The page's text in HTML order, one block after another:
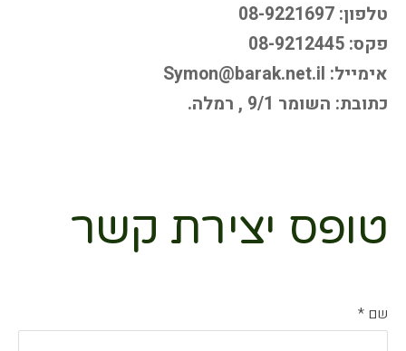
טלפון: 08-9221697
פקס: 08-9212445
אימייל: Symon@barak.net.il
כתובת: השומר 9/1 , רמלה.
טופס יצירת קשר
שם *